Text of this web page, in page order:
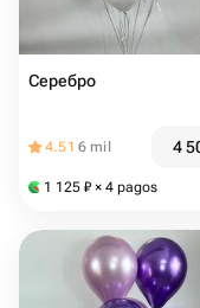
Серебро
4.51 6 mil 4
1 125 ₽ × 4 pagos